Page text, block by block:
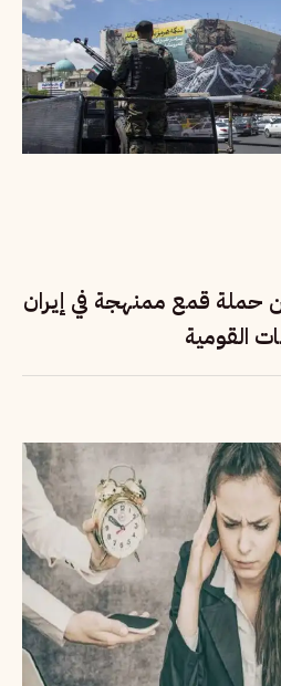
حملة قمع ممنهجة في إيران
القومية